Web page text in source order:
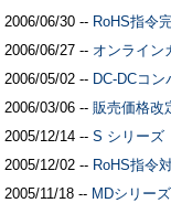
2006/06/30 -- RoHS指令
2006/06/27 -- オンライ
2006/05/02 -- DC-DCコ
2006/03/06 -- 販売価格改
2005/12/14 -- S シリーズ
2005/12/02 -- RoHS指令
2005/11/18 -- MDシリー